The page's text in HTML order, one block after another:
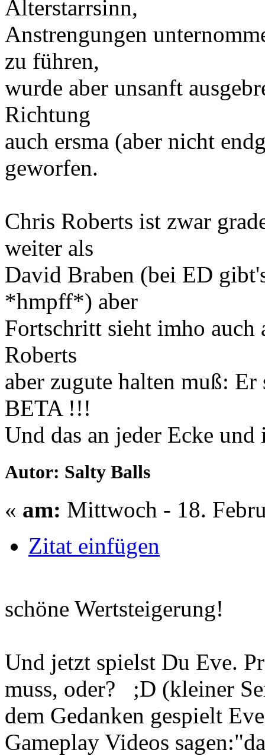
Alterstarrsinn,
Anstrengungen
zu führen,
wurde aber unsanft
Richtung
auch ersma (aber nicht
geworfen.
Chris Roberts ist zwar
weiter als
David Braben (bei ED
*hmpff*) aber
Fortschritt sieht imho auch
Roberts
aber zugute halten muß:
BETA !!!
Und das an jeder Ecke und
Autor: Salty Balls
« am: Mittwoch - 18.
Zitat einfügen
schöne Wertsteigerung!
Und jetzt spielst Du Eve.
muss, oder? ;D (kleiner
dem Gedanken gespielt
Gameplay Videos